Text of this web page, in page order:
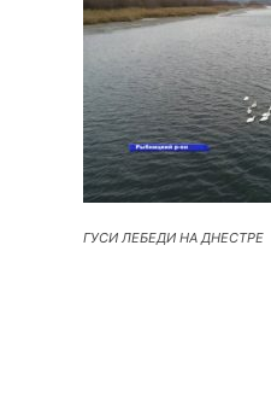
ГУСИ ЛЕБЕДИ НА ДНЕСТРЕ